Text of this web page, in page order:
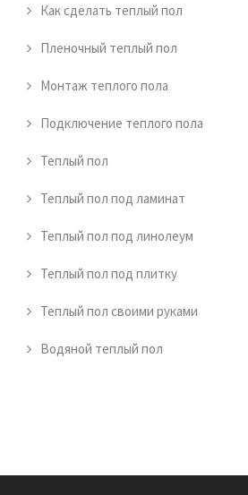
Как сделать теплый пол
Пленочный теплый пол
Монтаж теплого пола
Подключение теплого пола
Теплый пол
Теплый пол под ламинат
Теплый пол под линолеум
Теплый пол под плитку
Теплый пол своими руками
Водяной теплый пол